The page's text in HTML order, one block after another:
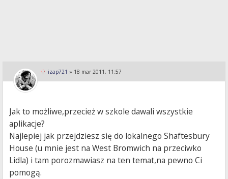
izap721 » 18 mar 2011, 11:57
Jak to możliwe,przecież w szkole dawali wszystkie
aplikacje?
Najlepiej jak przejdziesz się do lokalnego Shaftesbury
House (u mnie jest na West Bromwich na przeciwko
Lidla) i tam porozmawiasz na ten temat,na pewno Ci
pomogą.